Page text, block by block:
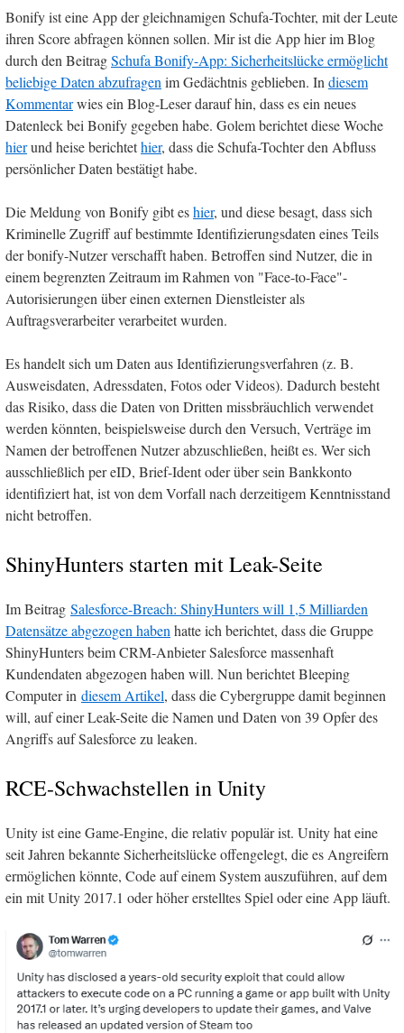
Bonify ist eine App der gleichnamigen Schufa-Tochter, mit der Leute
ihren Score abfragen können sollen. Mir ist die App hier im Blog
durch den BeitragSchufa Bonify-App: Sicherheitslücke ermöglicht
beliebige Daten abzufragenim Gedächtnis geblieben. Indiesem
Kommentarwies ein Blog-Leser darauf hin, dass es ein neues
Datenleck bei Bonify gegeben habe. Golem berichtet diese Woche
hierund heise berichtethier, dass die Schufa-Tochter den Abfluss
persönlicher Daten bestätigt habe.
Die Meldung von Bonify gibt eshier, und diese besagt, dass sich
Kriminelle Zugriff auf bestimmte Identifizierungsdaten eines Teils
der bonify-Nutzer verschafft haben. Betroffen sind Nutzer, die in
einem begrenzten Zeitraum im Rahmen von "Face-to-Face"-
Autorisierungen über einen externen Dienstleister als
Auftragsverarbeiter verarbeitet wurden.
Es handelt sich um Daten aus Identifizierungsverfahren (z. B.
Ausweisdaten, Adressdaten, Fotos oder Videos). Dadurch besteht
das Risiko, dass die Daten von Dritten missbräuchlich verwendet
werden könnten, beispielsweise durch den Versuch, Verträge im
Namen der betroffenen Nutzer abzuschließen, heißt es. Wer sich
ausschließlich per eID, Brief-Ident oder über sein Bankkonto
identifiziert hat, ist von dem Vorfall nach derzeitigem Kenntnisstand
nicht betroffen.
ShinyHunters starten mit Leak-Seite
Im Beitrag Salesforce-Breach: ShinyHunters will 1,5 Milliarden
Datensätze abgezogen habenhatte ich berichtet, dass die Gruppe
ShinyHunters beim CRM-Anbieter Salesforce massenhaft
Kundendaten abgezogen haben will. Nun berichtet Bleeping
Computer in diesem Artikel, dass die Cybergruppe damit beginnen
will, auf einer Leak-Seite die Namen und Daten von 39 Opfer des
Angriffs auf Salesforce zu leaken.
RCE-Schwachstellen in Unity
Unity ist eine Game-Engine, die relativ populär ist. Unity hat eine
seit Jahren bekannte Sicherheitslücke offengelegt, die es Angreifern
ermöglichen könnte, Code auf einem System auszuführen, auf dem
ein mit Unity 2017.1 oder höher erstelltes Spiel oder eine App läuft.